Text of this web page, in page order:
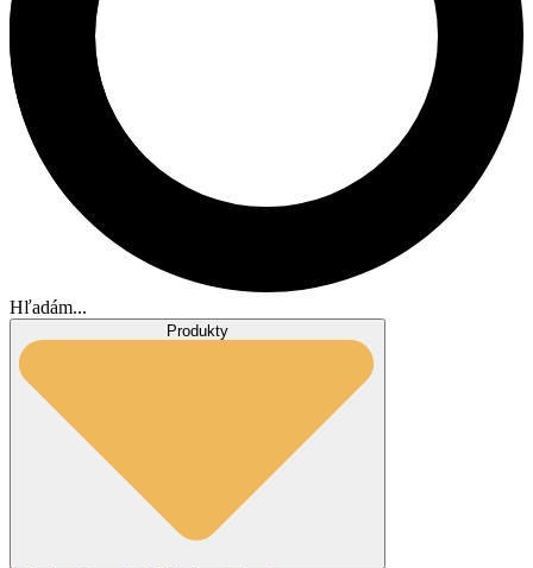
Hľadám...
Produkty